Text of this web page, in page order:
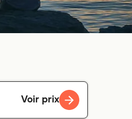
Voir prix